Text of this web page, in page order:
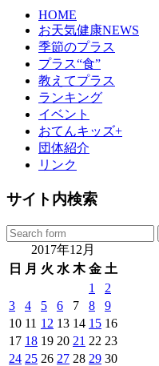
HOME
お天気健康NEWS
季節のプラス
プラス“食”
教えてプラス
ランキング
イベント
おてんキッズ+
団体紹介
リンク
サイト内検索
2017年12月
日
月 火 水 木 金 土
1
2
3
4 5 6 7 8
9
10 11 12 13 14 15 16
17 18 19 20 21 22 23
24 25 26 27 28 29 30